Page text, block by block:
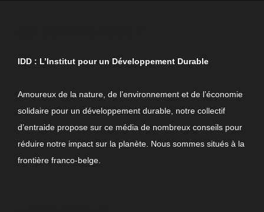
IDD : L’Institut pour un Développement Durable
Amoureux de la nature, de l’environnement et de l’économie
solidaire pour un développement durable, notre collectif
d’entraide propose sur ce média de nombreux conseils pour
réduire notre impact sur la planète. Nous sommes situés à la
frontière franco-belge.